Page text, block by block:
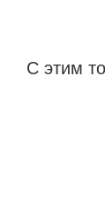
С этим